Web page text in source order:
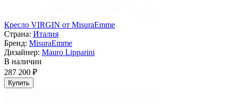
Кресло VIRGIN от MisuraEmme
Страна: Италия
Бренд: MisuraEmme
Дизайнер: Mauro Lipparini
В наличии
287 200 ₽
Купить